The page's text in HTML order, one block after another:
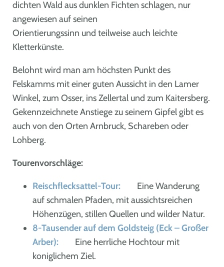
dichten Wald aus dunklen Fichten schlagen, nur
angewiesen auf seinen
Orientierungssinn und teilweise auch leichte
Kletterkünste.
Belohnt wird man am höchsten Punkt des
Felskamms mit einer guten Aussicht in den Lamer
Winkel, zum Osser, ins Zellertal und zum Kaitersberg.
Gekennzeichnete Anstiege zu seinem Gipfel gibt es
auch von den Orten Arnbruck, Schareben oder
Lohberg.
Tourenvorschläge:
Reischflecksattel-Tour:
Eine Wanderung
auf schmalen Pfaden, mit aussichtsreichen
Höhenzügen, stillen Quellen und wilder Natur.
8-Tausender auf dem Goldsteig (Eck – Großer
Arber):
Eine herrliche Hochtour mit
koniglichem Ziel.